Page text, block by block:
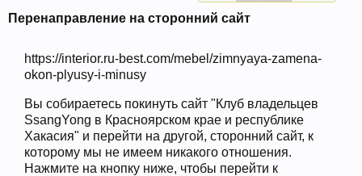
Чип-тюнинг (прошивка) дизелей от
Прошедшие встречи клуба: . .4. .6
12.13.14.15.16.17.18.19 .20.21 . 22.23.24.
Ближайшие мероприятия: 16 Августа 2026 года, 11
лет клубу!
Перенаправление на сторонний сайт
https://interior.ru-best.com/mebel/zimnyaya-zamena-
okon-plyusy-i-minusy
Вы собираетесь покинуть сайт "Клуб владельцев
SsangYong в Красноярском крае и республике
Хакасия" и перейти на другой, сторонний сайт, к
которому мы не имеем никакого отношения.
Нажмите на кнопку ниже, чтобы перейти к